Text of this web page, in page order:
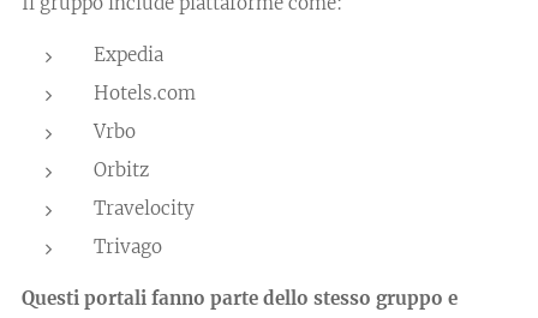
Expedia
Hotels.com
Vrbo
Orbitz
Travelocity
Trivago
Questi portali fanno parte dello stesso gruppo e